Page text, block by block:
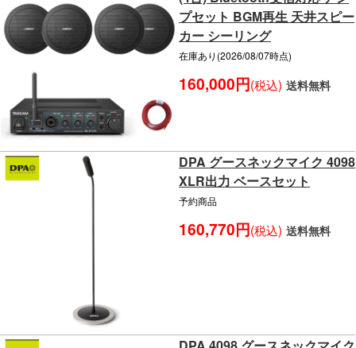
プセット BGM再生 天井スピー
カー シーリング
在庫あり(2026/08/07時点)
160,000円(税込) 送料無料
DPA グースネックマイク 4098
XLR出力 ベースセット
予約商品
160,770円(税込) 送料無料